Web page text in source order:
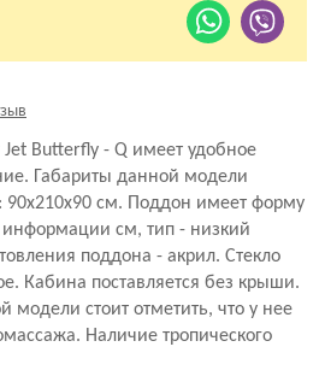
Butterfly - Q имеет удобное
Габариты данной модели
90x210x90 см. Поддон имеет форму
информации см, тип - низкий
поддона - акрил. Стекло
Кабина поставляется без крыши.
модели стоит отметить, что у нее
Наличие тропического